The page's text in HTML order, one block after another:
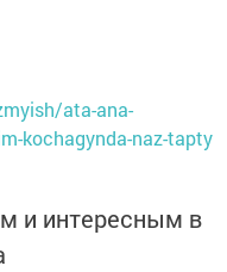
ata-ana-
kochagynda-naz-tapty
и интересным в